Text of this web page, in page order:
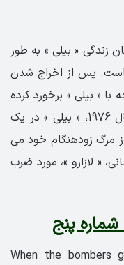
زندگی « بیلی » به طور
پس از اخراج شدن
با « بیلی » برخورد کرده
و اغلب او را تحت نظر می گیرد. در سال 1976، « بیلی » در یک
مرگ زودهنگام خود می
« لازارو »، مورد ضرب
پنج
When the